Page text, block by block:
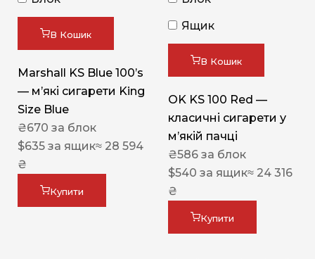
В Кошик
Marshall KS Blue 100’s
— м’які сигарети King
Size Blue
₴670 за блок
$635 за ящик≈ 28 594
₴
Купити
Ящик
В Кошик
OK KS 100 Red —
класичні сигарети у
м’якій пачці
₴586 за блок
$540 за ящик≈ 24 316
₴
Купити